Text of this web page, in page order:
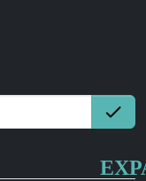
check